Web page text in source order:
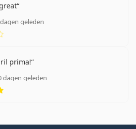
contactlenzen in?
Lees de instructies
geleden
Beoordeling 4 van 5
prima!
dagen geleden
Beoordeling 5 van 5